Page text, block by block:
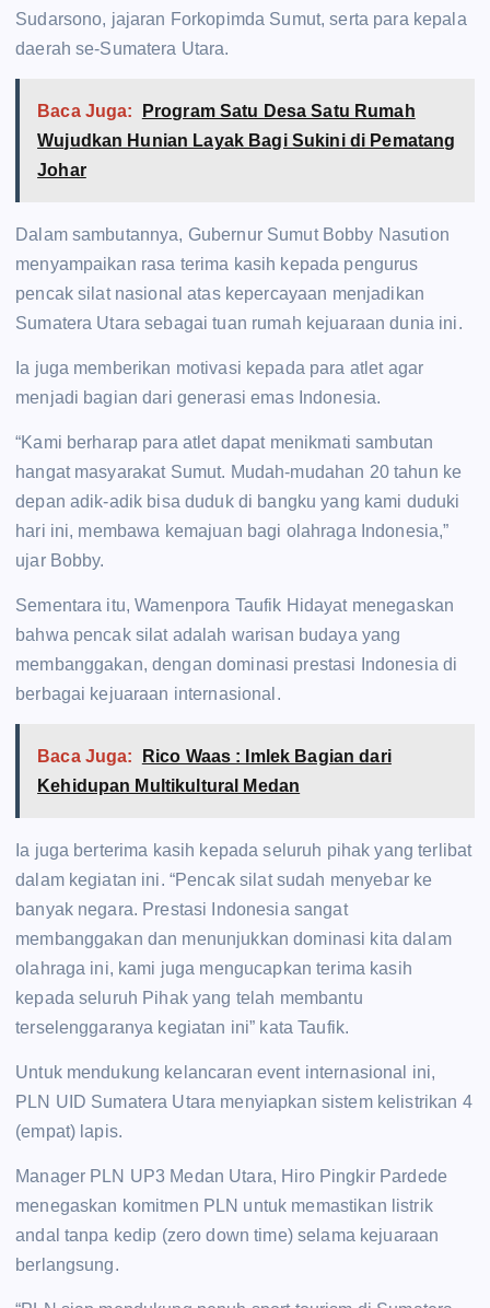
Sudarsono, jajaran Forkopimda Sumut, serta para kepala
daerah se-Sumatera Utara.
Baca Juga:
Program Satu Desa Satu Rumah
Wujudkan Hunian Layak Bagi Sukini di Pematang
Johar
Dalam sambutannya, Gubernur Sumut Bobby Nasution
menyampaikan rasa terima kasih kepada pengurus
pencak silat nasional atas kepercayaan menjadikan
Sumatera Utara sebagai tuan rumah kejuaraan dunia ini.
Ia juga memberikan motivasi kepada para atlet agar
menjadi bagian dari generasi emas Indonesia.
“Kami berharap para atlet dapat menikmati sambutan
hangat masyarakat Sumut. Mudah-mudahan 20 tahun ke
depan adik-adik bisa duduk di bangku yang kami duduki
hari ini, membawa kemajuan bagi olahraga Indonesia,”
ujar Bobby.
Sementara itu, Wamenpora Taufik Hidayat menegaskan
bahwa pencak silat adalah warisan budaya yang
membanggakan, dengan dominasi prestasi Indonesia di
berbagai kejuaraan internasional.
Baca Juga:
Rico Waas : Imlek Bagian dari
Kehidupan Multikultural Medan
Ia juga berterima kasih kepada seluruh pihak yang terlibat
dalam kegiatan ini. “Pencak silat sudah menyebar ke
banyak negara. Prestasi Indonesia sangat
membanggakan dan menunjukkan dominasi kita dalam
olahraga ini, kami juga mengucapkan terima kasih
kepada seluruh Pihak yang telah membantu
terselenggaranya kegiatan ini” kata Taufik.
Untuk mendukung kelancaran event internasional ini,
PLN UID Sumatera Utara menyiapkan sistem kelistrikan 4
(empat) lapis.
Manager PLN UP3 Medan Utara, Hiro Pingkir Pardede
menegaskan komitmen PLN untuk memastikan listrik
andal tanpa kedip (zero down time) selama kejuaraan
berlangsung.